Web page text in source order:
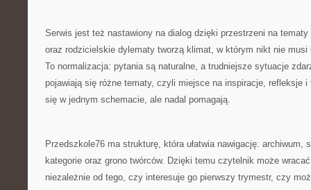
Serwis jest też nastawiony na dialog dzięki przestrzeni na
oraz rodzicielskie dylematy tworzą klimat, w którym nikt nie
To normalizacja: pytania są naturalne, a trudniejsze sytuacje
pojawiają się różne tematy, czyli miejsce na inspiracje, refleksje
się w jednym schemacie, ale nadal pomagają.
Przedszkole76 ma strukturę, która ułatwia nawigację: archiwum,
kategorie oraz grono twórców. Dzięki temu czytelnik może
niezależnie od tego, czy interesuje go pierwszy trymestr, czy